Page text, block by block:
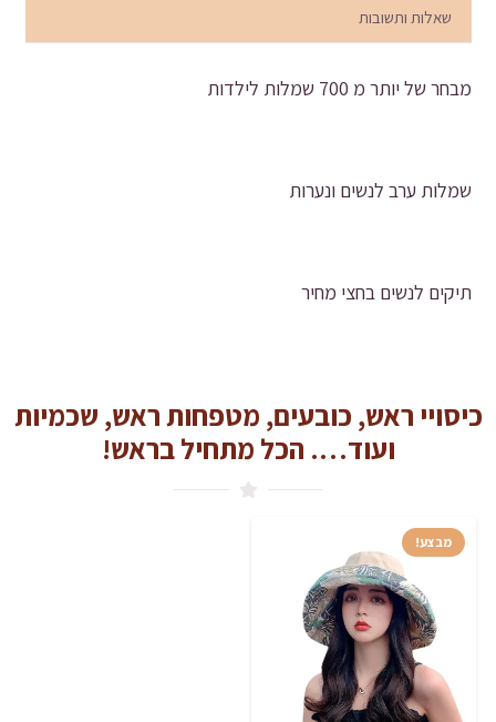
שאלות ותשובות
מבחר של יותר מ 700 שמלות לילדות
שמלות ערב לנשים ונערות
תיקים לנשים בחצי מחיר
כיסויי ראש, כובעים, מטפחות ראש, שכמיות
ועוד…. הכל מתחיל בראש!
מבצע!